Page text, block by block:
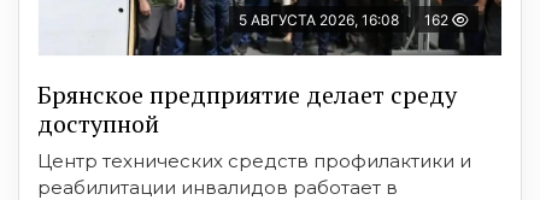
5 АВГУСТА 2026, 16:08 162
Брянское предприятие делает среду
доступной
Центр технических средств профилактики и
реабилитации инвалидов работает в